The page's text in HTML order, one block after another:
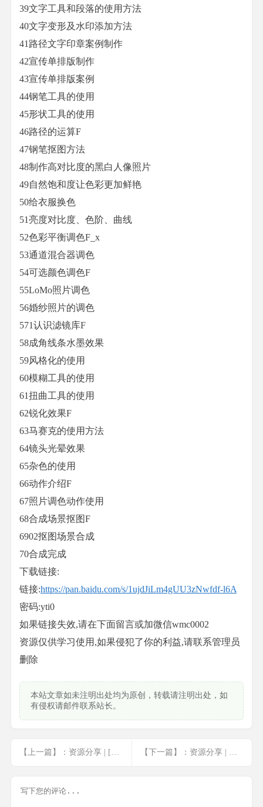
39文字工具和段落的使用方法
40文字变形及水印添加方法
41路径文字印章案例制作
42宣传单排版制作
43宣传单排版案例
44钢笔工具的使用
45形状工具的使用
46路径的运算F
47钢笔抠图方法
48制作高对比度的黑白人像照片
49自然饱和度让色彩更加鲜艳
50给衣服换色
51亮度对比度、色阶、曲线
52色彩平衡调色F_x
53通道混合器调色
54可选颜色调色F
55LoMo照片调色
56婚纱照片的调色
571认识滤镜库F
58成角线条水墨效果
59风格化的使用
60模糊工具的使用
61扭曲工具的使用
62锐化效果F
63马赛克的使用方法
64镜头光晕效果
65杂色的使用
66动作介绍F
67照片调色动作使用
68合成场景抠图F
6902抠图场景合成
70合成完成
下载链接:
链接:https://pan.baidu.com/s/1ujdJiLm4gUU3zNwfdf-l6A
密码:yti0
如果链接失效,请在下面留言或加微信wmc0002
资源仅供学习使用,如果侵犯了你的利益,请联系管理员
删除
本站文章如未注明出处均为原创，转载请注明出处，如
有侵权请邮件联系站长。
【上一篇】：资源分享 | [麦子学院]网络安全工程师视频教程从入门到精通学习_网络安全入... <a href="javascript:;" class="f-yellow">显示全部</a> 【下一篇】：资源分享 | 北风网-大数据开发之Linux必知必会